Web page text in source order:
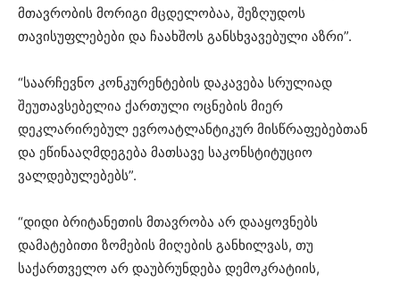
მთავრობის მორიგი მცდელობაა, შეზღუდოს
თავისუფლებები და ჩაახშოს განსხვავებული აზრი”.
“საარჩევნო კონკურენტების დაკავება სრულიად
შეუთავსებელია ქართული ოცნების მიერ
დეკლარირებულ ევროატლანტიკურ მისწრაფებებთან
და ეწინააღმდეგება მათსავე საკონსტიტუციო
ვალდებულებებს”.
“დიდი ბრიტანეთის მთავრობა არ დააყოვნებს
დამატებითი ზომების მიღების განხილვას, თუ
საქართველო არ დაუბრუნდება დემოკრატიის,